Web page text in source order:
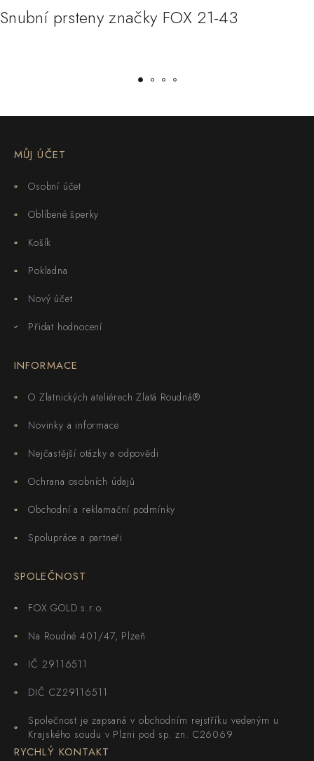
Snubní prsteny značky FOX 21-43
MŮJ ÚČET
Osobní účet
Oblíbené šperky
Košík
Pokladna
Nový účet
Přidat hodnocení
INFORMACE
O Zlatnických ateliérech Zlatá Roudná®
Novinky a informace
Nejčastější otázky a odpovědi
Ochrana osobních údajů
Obchodní a reklamační podmínky
Spolupráce a partneři
SPOLEČNOST
FOX GOLD s.r.o.
Na Roudné 401/47, Plzeň
IČ 29116511
DIČ CZ29116511
Společnost je zapsaná v obchodním rejstříku vedeným u
Krajského soudu v Plzni pod sp. zn. C26069
RYCHLÝ KONTAKT